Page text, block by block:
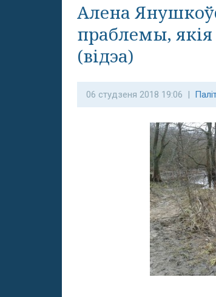
Алена
праблемы,
(відэа)
06 студзеня 2018 19:06 |